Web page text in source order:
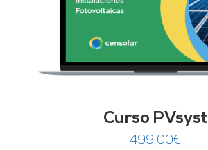
Curso PVsyst
499,00€